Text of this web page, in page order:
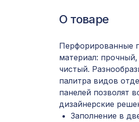
О товаре
Перфорированные
материал:
чистый.
палитра видов
панелей позволят
дизайнерские
Заполнение в